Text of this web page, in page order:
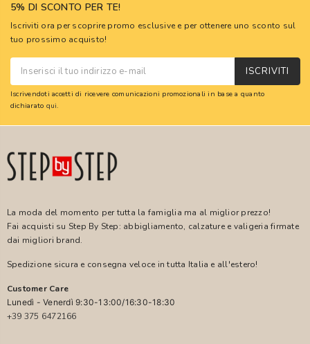
5% DI SCONTO PER TE!
Iscriviti ora per scoprire promo esclusive e per ottenere uno sconto sul
tuo prossimo acquisto!
ISCRIVITI
Iscrivendoti accetti di ricevere comunicazioni promozionali in base a quanto
dichiarato qui.
La moda del momento per tutta la famiglia ma al miglior prezzo!
Fai acquisti su Step By Step: abbigliamento, calzature e valigeria firmate
dai migliori brand.
Spedizione sicura e consegna veloce in tutta Italia e all'estero!
Customer Care
Lunedì - Venerdì 9:30-13:00/16:30-18:30
+39 375 6472166